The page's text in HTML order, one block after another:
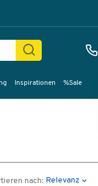
Inspirationen %Sale
nach: Relevanz